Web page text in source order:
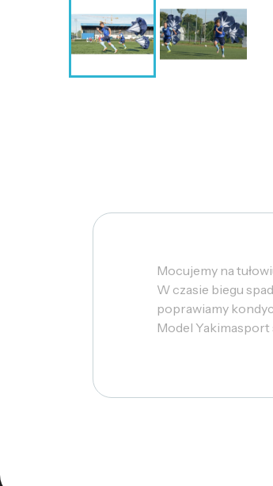
Mocujemy na
W czasie biegu
poprawiamy
Model